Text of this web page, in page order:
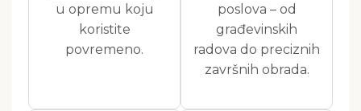
u opremu koju
koristite
povremeno.
poslova – od
građevinskih
radova do preciznih
završnih obrada.